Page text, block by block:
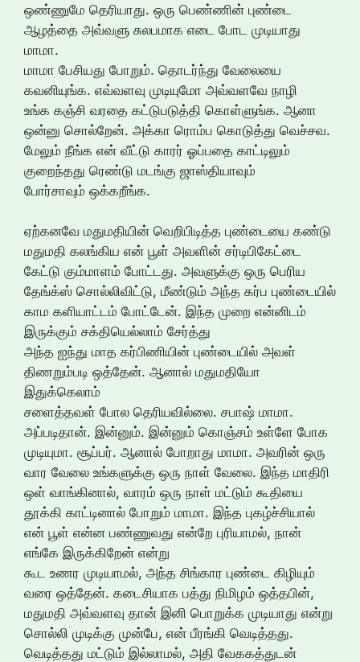
ஒண்ணுமே தெரியாது. ஒரு பெண்ணின் புண்டை
ஆழத்தை அவ்வளு சுலபமாக எடை போட முடியாது
மாமா.
மாமா பேசியது போறும். தொடர்ந்து வேலையை
கவனியுங்க. எவ்வளவு முடியுமோ அவ்வளவே நாழி
உங்க கஞ்சி வரதை கட்டுபடுத்தி கொள்ளுங்க. ஆனா
ஒன்னு சொல்றேன். அக்கா ரொம்ப கொடுத்து வெச்சவ.
மேலும் நீங்க என் வீட்டு காரர் ஓப்பதை காட்டிலும்
குறைந்தது ரெண்டு மடங்கு ஜாஸ்தியாவும்
போர்சாவும் ஒக்கறீங்க.
ஏற்கனவே மதுமதியின் வெறிபிடித்த புண்டையை கண்டு
மதுமதி கலங்கிய என் பூள் அவளின் சர்டிபிகேட்டை
கேட்டு கும்மாளம் போட்டது. அவளுக்கு ஒரு பெரிய
தேங்க்ஸ் சொல்லிவிட்டு, மீண்டும் அந்த கர்ப புண்டையில்
காம களியாட்டம் போட்டேன். இந்த முறை என்னிடம்
இருக்கும் சக்தியெல்லாம் சேர்த்து
அந்த ஐந்து மாத கர்பிணியின் புண்டையில் அவள்
திணறும்படி ஒத்தேன். ஆனால் மதுமதியோ
இதுக்கெலாம்
சளைத்தவள் போல தெரியவில்லை. சபாஷ் மாமா.
அப்படிதான். இன்னும். இன்னும் கொஞ்சம் உள்ளே போக
முடியுமா. சூப்பர். ஆனால் போறாது மாமா. அவரின் ஒரு
வார வேலை உங்களுக்கு ஒரு நாள் வேலை. இந்த மாதிரி
ஒள் வாங்கினால், வாரம் ஒரு நாள் மட்டும் கூதியை
தூக்கி காட்டினால் போறும் மாமா. இந்த புகழ்ச்சியால்
என் பூள் என்ன பண்ணுவது என்றே புரியாமல், நான்
எங்கே இருக்கிறேன் என்று
கூட உணர முடியாமல், அந்த சிங்கார புண்டை கிழியும்
வரை ஒத்தேன். கடைசியாக பத்து நிமிழம் ஒத்தபின்,
மதுமதி அவ்வளவு தான் இனி பொறுக்க முடியாது என்று
சொல்லி முடிக்கு முன்பே, என் பீரங்கி வெடித்தது.
வெடித்தது மட்டும் இல்லாமல், அதி வேககத்துடன்